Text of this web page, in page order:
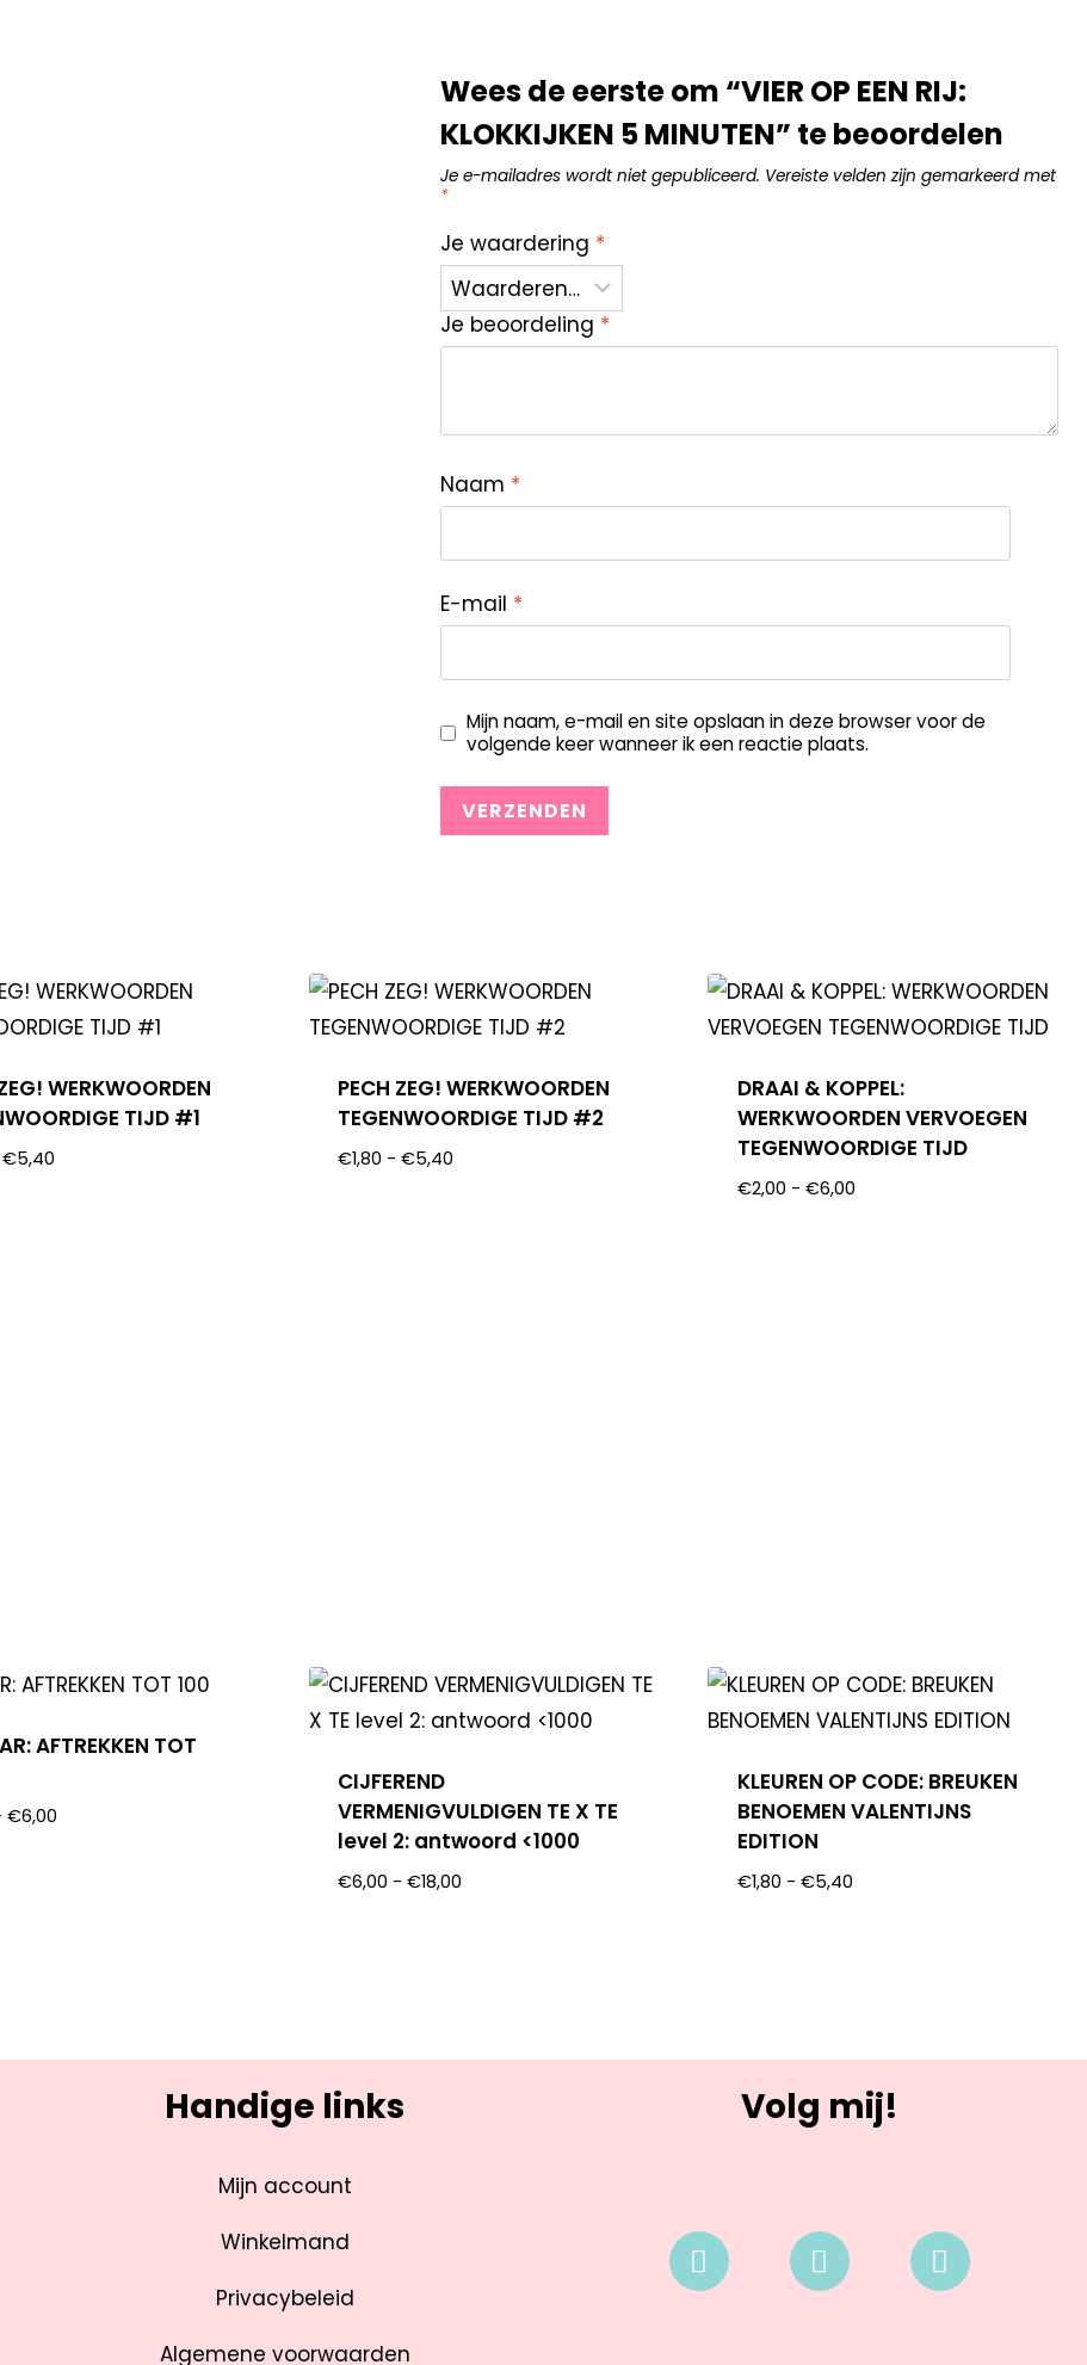
Wees de eerste om “VIER OP EEN RIJ:
KLOKKIJKEN 5 MINUTEN” te beoordelen
Je e-mailadres wordt niet gepubliceerd. Vereiste velden zijn gemarkeerd met
*
Je waardering *
Je beoordeling *
Naam *
E-mail *
Mijn naam, e-mail en site opslaan in deze browser voor de
volgende keer wanneer ik een reactie plaats.
WERKWOORDEN
TIJD #1
€5,40
PECH ZEG! WERKWOORDEN
TEGENWOORDIGE TIJD #2
€1,80 - €5,40
DRAAI & KOPPEL:
WERKWOORDEN VERVOEGEN
TEGENWOORDIGE TIJD
€2,00 - €6,00
AFTREKKEN TOT
€6,00
CIJFEREND
VERMENIGVULDIGEN TE X TE
level 2: antwoord <1000
€6,00 - €18,00
KLEUREN OP CODE: BREUKEN
BENOEMEN VALENTIJNS
EDITION
€1,80 - €5,40
Handige links
Mijn account
Winkelmand
Privacybeleid
Algemene voorwaarden
Volg mij!